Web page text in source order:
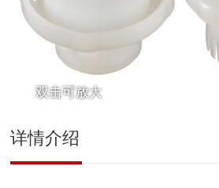
双击可放大
详情介绍